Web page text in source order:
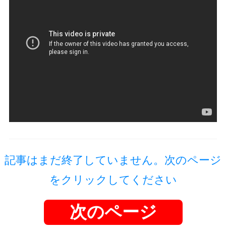
記事はまだ終了していません。次のページ
をクリックしてください
次のページ